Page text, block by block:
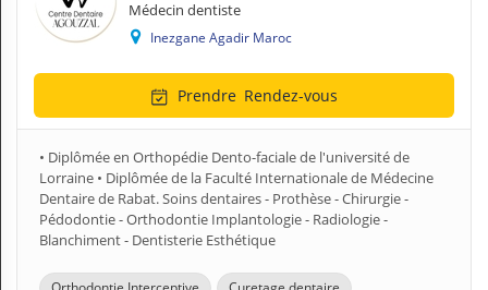
Médecin dentiste
Inezgane Agadir Maroc
Prendre Rendez-vous
• Diplômée en Orthopédie Dento-faciale de l'université de
Lorraine • Diplômée de la Faculté Internationale de Médecine
Dentaire de Rabat. Soins dentaires - Prothèse - Chirurgie -
Pédodontie - Orthodontie Implantologie - Radiologie -
Blanchiment - Dentisterie Esthétique